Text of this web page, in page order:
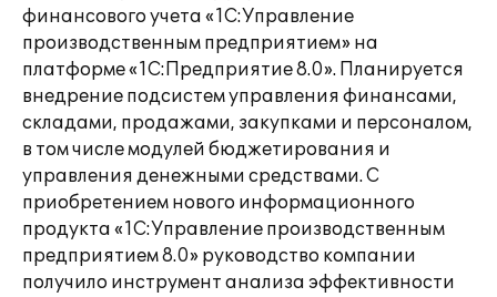
финансового учета «1С:Управление
производственным предприятием» на
платформе «1С:Предприятие 8.0». Планируется
внедрение подсистем управления финансами,
складами, продажами, закупками и персоналом,
в том числе модулей бюджетирования и
управления денежными средствами. С
приобретением нового информационного
продукта «1С:Управление производственным
предприятием 8.0» руководство компании
получило инструмент анализа эффективности